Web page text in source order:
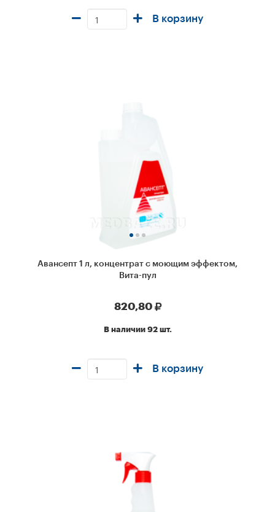
В корзину
Авансепт 1 л, концентрат с моющим эффектом,
Вита-пул
820,80
В наличии 92 шт.
В корзину